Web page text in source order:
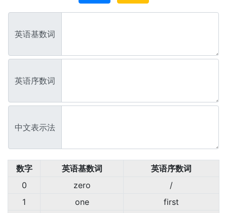
英语基数词
英语序数词
中文表示法
数字 英语基数词
英语序数词
0
zero
/
1
one
first